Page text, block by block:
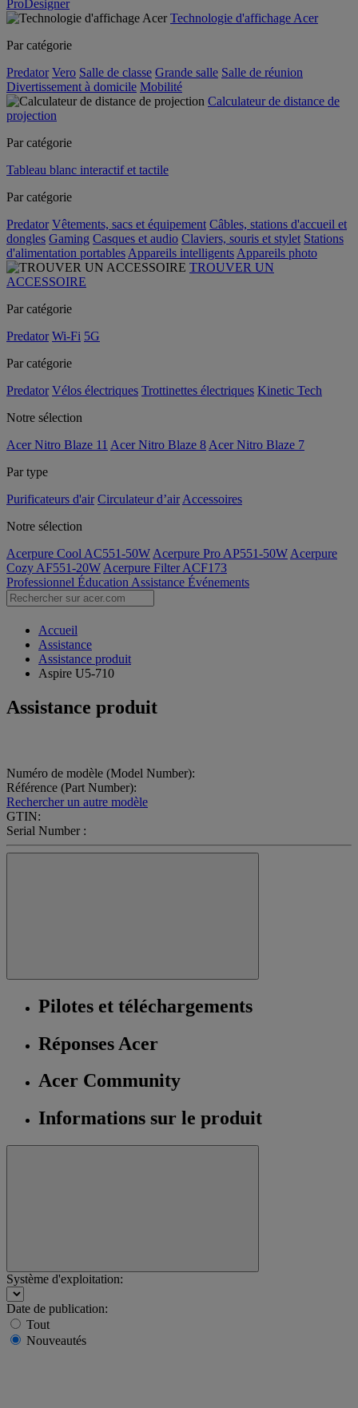
ProDesigner
Technologie d'affichage Acer
Par catégorie
Predator Vero Salle de classe Grande salle Salle de réunion
Divertissement à domicile Mobilité
Calculateur de distance de
projection
Par catégorie
Tableau blanc interactif et tactile
Par catégorie
Predator Vêtements, sacs et équipement Câbles, stations d'accueil et
dongles Gaming Casques et audio Claviers, souris et stylet Stations
d'alimentation portables Appareils intelligents Appareils photo
TROUVER UN
ACCESSOIRE
Par catégorie
Predator Wi-Fi 5G
Par catégorie
Predator Vélos électriques Trottinettes électriques Kinetic Tech
Notre sélection
Acer Nitro Blaze 11 Acer Nitro Blaze 8 Acer Nitro Blaze 7
Par type
Purificateurs d'air Circulateur d’air Accessoires
Notre sélection
Acerpure Cool AC551-50W Acerpure Pro AP551-50W Acerpure
Cozy AF551-20W Acerpure Filter ACF173
Professionnel Éducation Assistance Événements
Accueil
Assistance
Assistance produit
Aspire U5-710
Assistance produit
Numéro de modèle (Model Number):
Référence (Part Number):
Rechercher un autre modèle
GTIN:
Serial Number :
Pilotes et téléchargements
Réponses Acer
Acer Community
Informations sur le produit
Système d'exploitation:
Date de publication:
Tout
Nouveautés